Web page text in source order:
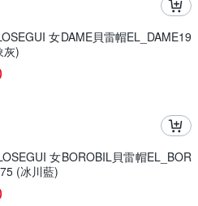
女DAME貝雷帽EL_DAME19
灰)
女BOROBIL貝雷帽EL_BOR
(冰川藍)